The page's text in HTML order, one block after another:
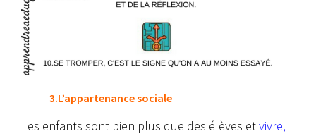
3.L’appartenance sociale
Les enfants sont bien plus que des élèves etvivre,